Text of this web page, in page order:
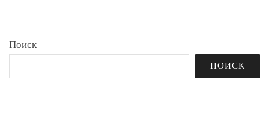
Поиск
ПОИСК